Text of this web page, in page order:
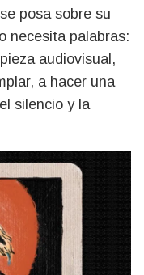
posa sobre su
necesita palabras:
audiovisual,
a hacer una
silencio y la